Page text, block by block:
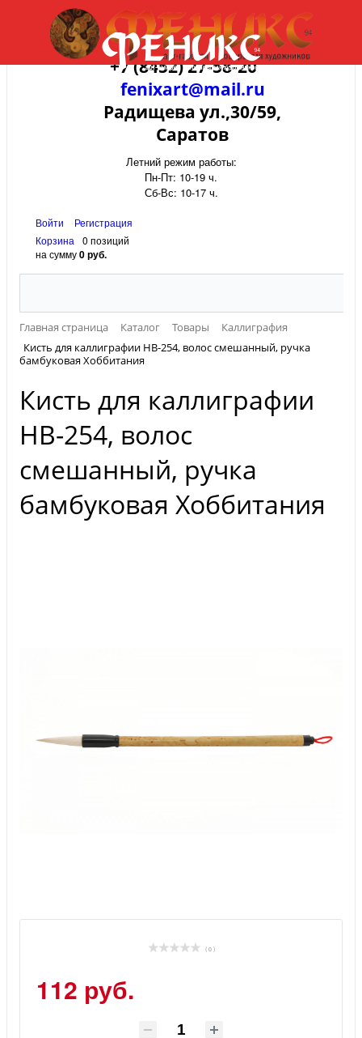
+7 (8452) 27-58-20
fenixart@mail.ru
Радищева ул.,30/59,
Саратов
Летний режим работы:
Пн-Пт: 10-19 ч.
Сб-Вс: 10-17 ч.
Войти
Регистрация
Корзина
0 позиций
на сумму0 руб.
Главная страница Каталог Товары
Каллиграфия
Кисть для каллиграфии HB-254, волос смешанный, ручка
бамбуковая Хоббитания
Кисть для каллиграфии
HB-254, волос
смешанный, ручка
бамбуковая Хоббитания
( 0 )
112 руб.